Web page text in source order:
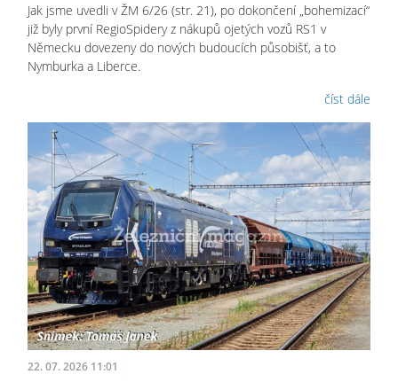
Jak jsme uvedli v ŽM 6/26 (str. 21), po dokončení „bohemizací“
již byly první RegioSpidery z nákupů ojetých vozů RS1 v
Německu dovezeny do nových budoucích působišť, a to
Nymburka a Liberce.
číst dále
22. 07. 2026 11:01